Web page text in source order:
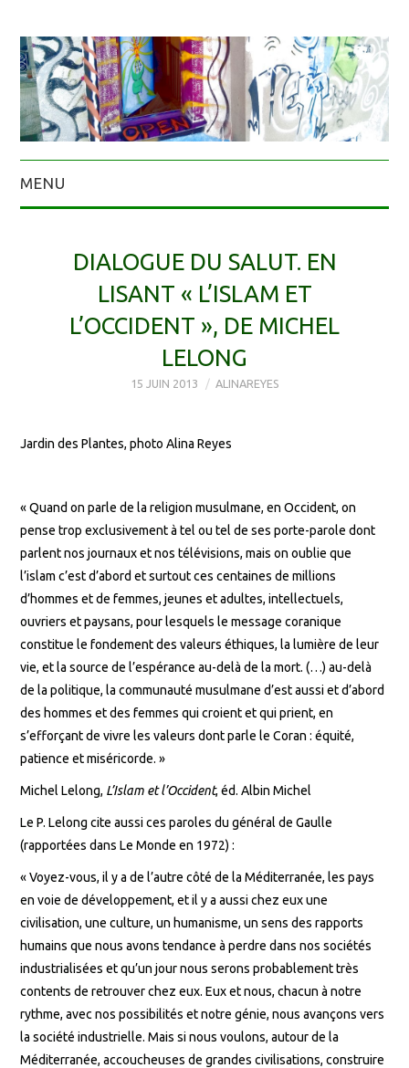
MENU
DIALOGUE DU SALUT. EN
LISANT « L’ISLAM ET
L’OCCIDENT », DE MICHEL
LELONG
15 JUIN 2013 ALINAREYES
Jardin des Plantes, photo Alina Reyes
« Quand on parle de la religion musulmane, en Occident, on
pense trop exclusivement à tel ou tel de ses porte-parole dont
parlent nos journaux et nos télévisions, mais on oublie que
l’islam c’est d’abord et surtout ces centaines de millions
d’hommes et de femmes, jeunes et adultes, intellectuels,
ouvriers et paysans, pour lesquels le message coranique
constitue le fondement des valeurs éthiques, la lumière de leur
vie, et la source de l’espérance au-delà de la mort. (…) au-delà
de la politique, la communauté musulmane d’est aussi et d’abord
des hommes et des femmes qui croient et qui prient, en
s’efforçant de vivre les valeurs dont parle le Coran : équité,
patience et miséricorde. »
Michel Lelong, L’Islam et l’Occident, éd. Albin Michel
Le P. Lelong cite aussi ces paroles du général de Gaulle
(rapportées dans Le Monde en 1972) :
« Voyez-vous, il y a de l’autre côté de la Méditerranée, les pays
en voie de développement, et il y a aussi chez eux une
civilisation, une culture, un humanisme, un sens des rapports
humains que nous avons tendance à perdre dans nos sociétés
industrialisées et qu’un jour nous serons probablement très
contents de retrouver chez eux. Eux et nous, chacun à notre
rythme, avec nos possibilités et notre génie, nous avançons vers
la société industrielle. Mais si nous voulons, autour de la
Méditerranée, accoucheuses de grandes civilisations, construire